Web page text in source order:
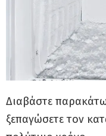
Διαβάστε
ξεπαγώσετε τον